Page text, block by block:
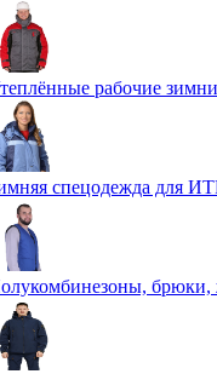
рабочие
спецодежда для
брюки,